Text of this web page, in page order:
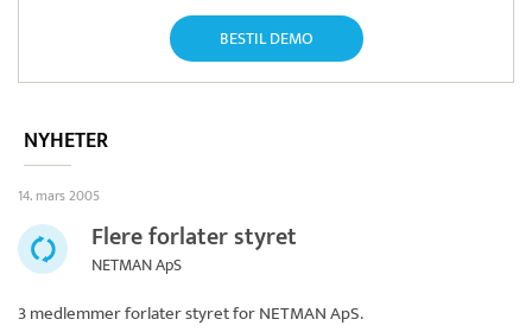
BESTIL DEMO
NYHETER
14. mars 2005
Flere forlater styret
NETMAN ApS
3 medlemmer forlater styret forNETMAN ApS.